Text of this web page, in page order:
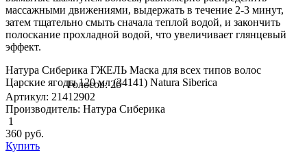
массажными движениями, выдержать в течение 2-3 минут,
затем тщательно смыть сначала теплой водой, и закончить
полоскание прохладной водой, что увеличивает глянцевый
эффект.
Натура Сиберика ГЖЕЛЬ Маска для всех типов волос
Царские ягоды 120 мл (34141) Natura Siberica
Голосов: 26
Артикул: 21412902
Производитель: Натура Сиберика
1
360 руб.
Купить